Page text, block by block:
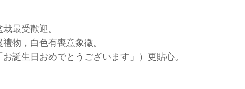
最受歡迎。
物，白色有喪意象徵。
誕生日おめでとうございます」）更貼心。